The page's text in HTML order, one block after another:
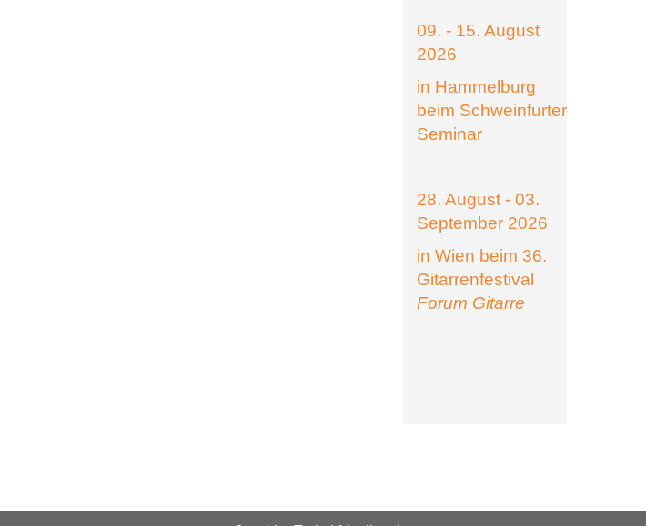
09. - 15. August
2026
in Hammelburg
beim Schweinfurter
Seminar
28. August - 03.
September 2026
in Wien beim 36.
Gitarrenfestival
Forum Gitarre